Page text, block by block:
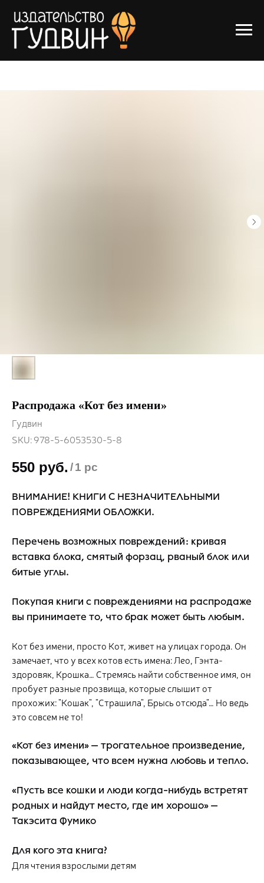
Распродажа «Кот без имени»
Гудвин
SKU:978-5-6053530-5-8
550 руб. /1 pc
ВНИМАНИЕ! КНИГИ С НЕЗНАЧИТЕЛЬНЫМИ
ПОВРЕЖДЕНИЯМИ ОБЛОЖКИ.
Перечень возможных повреждений: кривая
вставка блока, смятый форзац, рваный блок или
битые углы.
Покупая книги с повреждениями на распродаже
вы принимаете то, что брак может быть любым.
Кот без имени, просто Кот, живет на улицах города. Он
замечает, что у всех котов есть имена: Лео, Гэнта-
здоровяк, Крошка… Стремясь найти собственное имя, он
пробует разные прозвища, которые слышит от
прохожих: "Кошак", "Страшила", Брысь отсюда"… Но ведь
это совсем не то!
«Кот без имени» — трогательное произведение,
показывающее, что всем нужна любовь и тепло.
«Пусть все кошки и люди когда-нибудь встретят
родных и найдут место, где им хорошо» —
Такэсита Фумико
Для кого эта книга?
Для чтения взрослыми детям